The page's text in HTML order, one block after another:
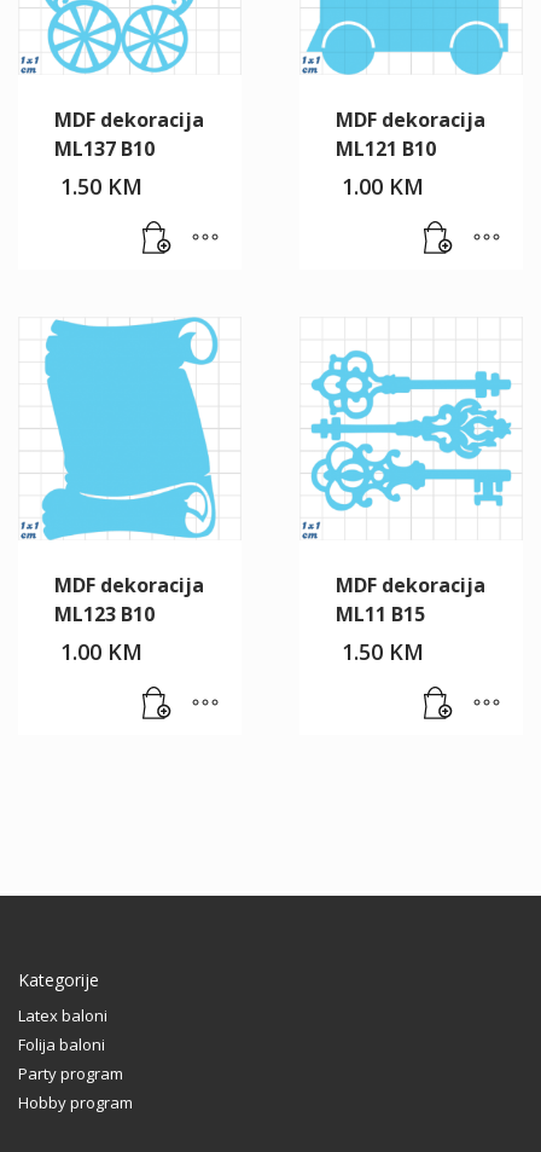
MDF dekoracija
ML137 B10
1.50 KM
MDF dekoracija
ML121 B10
1.00 KM
MDF dekoracija
ML123 B10
1.00 KM
MDF dekoracija
ML11 B15
1.50 KM
Kategorije
Latex baloni
Folija baloni
Party program
Hobby program